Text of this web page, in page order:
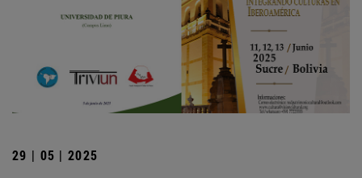
29 | 05 | 2025